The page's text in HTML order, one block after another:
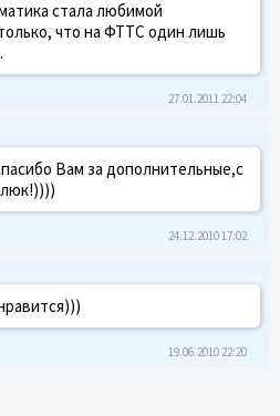
стала любимой
что на ФТТС один лишь
27.01.2011 22:04
Вам за дополнительные,с
24.12.2010 17:02
19.06.2010 22:20